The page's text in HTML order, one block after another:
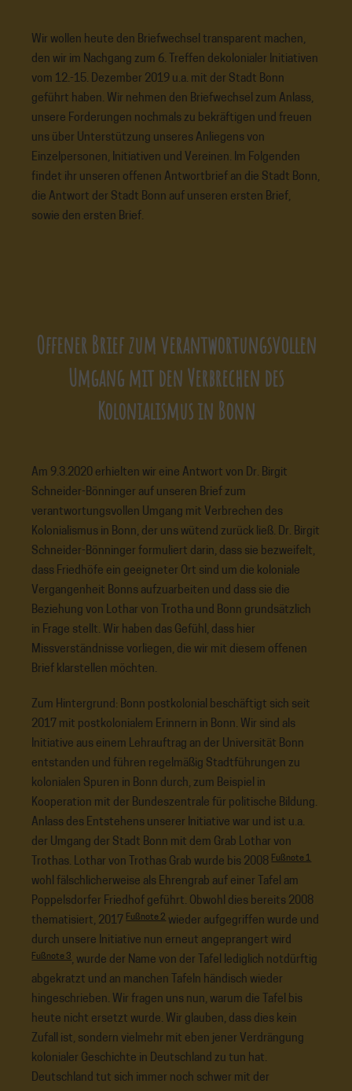
Wir wollen heute den Briefwechsel transparent machen,
den wir im Nachgang zum 6. Treffen dekolonialer Initiativen
vom 12.-15. Dezember 2019 u.a. mit der Stadt Bonn
geführt haben. Wir nehmen den Briefwechsel zum Anlass,
unsere Forderungen nochmals zu bekräftigen und freuen
uns über Unterstützung unseres Anliegens von
Einzelpersonen, Initiativen und Vereinen. Im Folgenden
findet ihr unseren offenen Antwortbrief an die Stadt Bonn,
die Antwort der Stadt Bonn auf unseren ersten Brief,
sowie den ersten Brief.
Offener Brief zum verantwortungsvollen
Umgang mit den Verbrechen des
Kolonialismus in Bonn
Am 9.3.2020 erhielten wir eine Antwort von Dr. Birgit
Schneider-Bönninger auf unseren Brief zum
verantwortungsvollen Umgang mit Verbrechen des
Kolonialismus in Bonn, der uns wütend zurück ließ. Dr. Birgit
Schneider-Bönninger formuliert darin, dass sie bezweifelt,
dass Friedhöfe ein geeigneter Ort sind um die koloniale
Vergangenheit Bonns aufzuarbeiten und dass sie die
Beziehung von Lothar von Trotha und Bonn grundsätzlich
in Frage stellt. Wir haben das Gefühl, dass hier
Missverständnisse vorliegen, die wir mit diesem offenen
Brief klarstellen möchten.
Zum Hintergrund: Bonn postkolonial beschäftigt sich seit
2017 mit postkolonialem Erinnern in Bonn. Wir sind als
Initiative aus einem Lehrauftrag an der Universität Bonn
entstanden und führen regelmäßig Stadtführungen zu
kolonialen Spuren in Bonn durch, zum Beispiel in
Kooperation mit der Bundeszentrale für politische Bildung.
Anlass des Entstehens unserer Initiative war und ist u.a.
der Umgang der Stadt Bonn mit dem Grab Lothar von
Trothas. Lothar von Trothas Grab wurde bis 2008Fußnote 1
wohl fälschlicherweise als Ehrengrab auf einer Tafel am
Poppelsdorfer Friedhof geführt. Obwohl dies bereits 2008
thematisiert, 2017Fußnote 2 wieder aufgegriffen wurde und
durch unsere Initiative nun erneut angeprangert wird
Fußnote 3, wurde der Name von der Tafel lediglich notdürftig
abgekratzt und an manchen Tafeln händisch wieder
hingeschrieben. Wir fragen uns nun, warum die Tafel bis
heute nicht ersetzt wurde. Wir glauben, dass dies kein
Zufall ist, sondern vielmehr mit eben jener Verdrängung
kolonialer Geschichte in Deutschland zu tun hat.
Deutschland tut sich immer noch schwer mit der